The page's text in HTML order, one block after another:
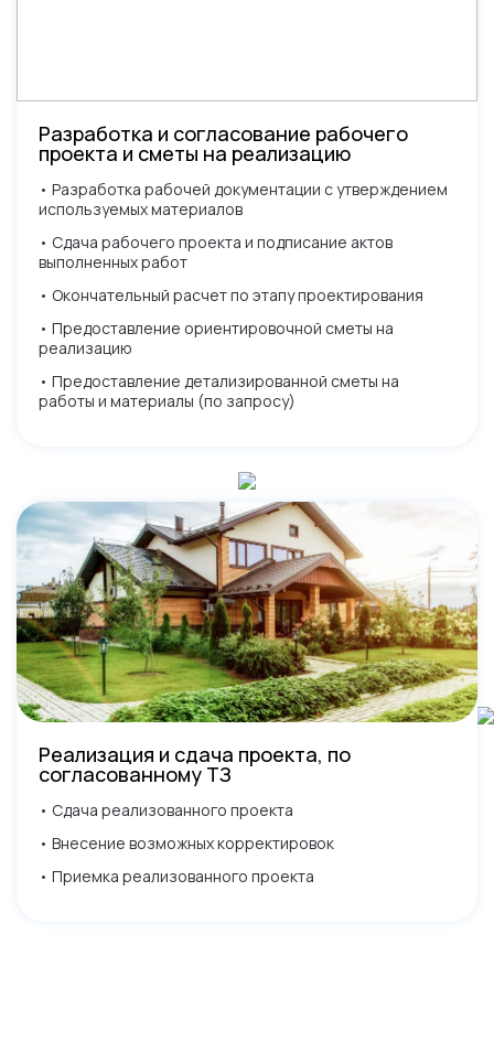
Разработка и согласование рабочего
проекта и сметы на реализацию
• Разработка рабочей документации с утверждением
используемых материалов
• Сдача рабочего проекта и подписание актов
выполненных работ
• Окончательный расчет по этапу проектирования
• Предоставление ориентировочной сметы на
реализацию
• Предоставление детализированной сметы на
работы и материалы (по запросу)
Реализация и сдача проекта, по
согласованному ТЗ
• Сдача реализованного проекта
• Внесение возможных корректировок
• Приемка реализованного проекта